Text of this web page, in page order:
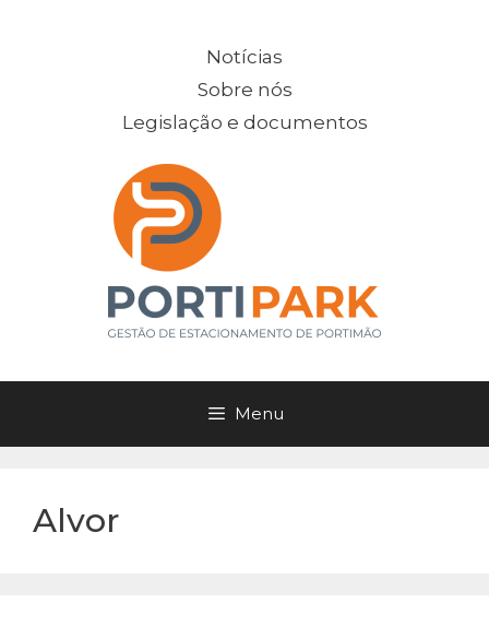
Notícias
Sobre nós
Legislação e documentos
Menu
Alvor